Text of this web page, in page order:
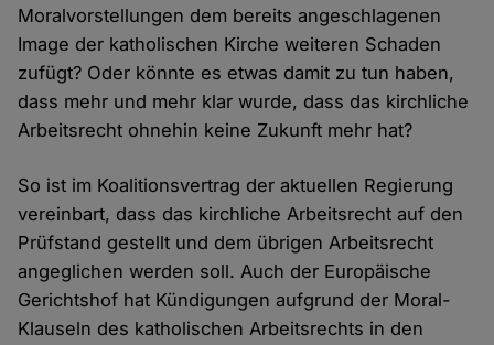
Moralvorstellungen dem bereits angeschlagenen
Image der katholischen Kirche weiteren Schaden
zufügt? Oder könnte es etwas damit zu tun haben,
dass mehr und mehr klar wurde, dass das kirchliche
Arbeitsrecht ohnehin keine Zukunft mehr hat?
So ist im Koalitionsvertrag der aktuellen Regierung
vereinbart, dass das kirchliche Arbeitsrecht auf den
Prüfstand gestellt und dem übrigen Arbeitsrecht
angeglichen werden soll. Auch der Europäische
Gerichtshof hat Kündigungen aufgrund der Moral-
Klauseln des katholischen Arbeitsrechts in den